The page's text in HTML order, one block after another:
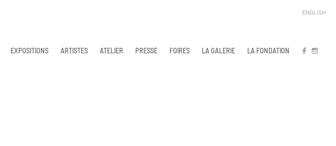
EXPOSITIONS ARTISTES ATELIER PRESSE FOIRES LA GALERIE LA FONDATION FB IN
ENGLISH